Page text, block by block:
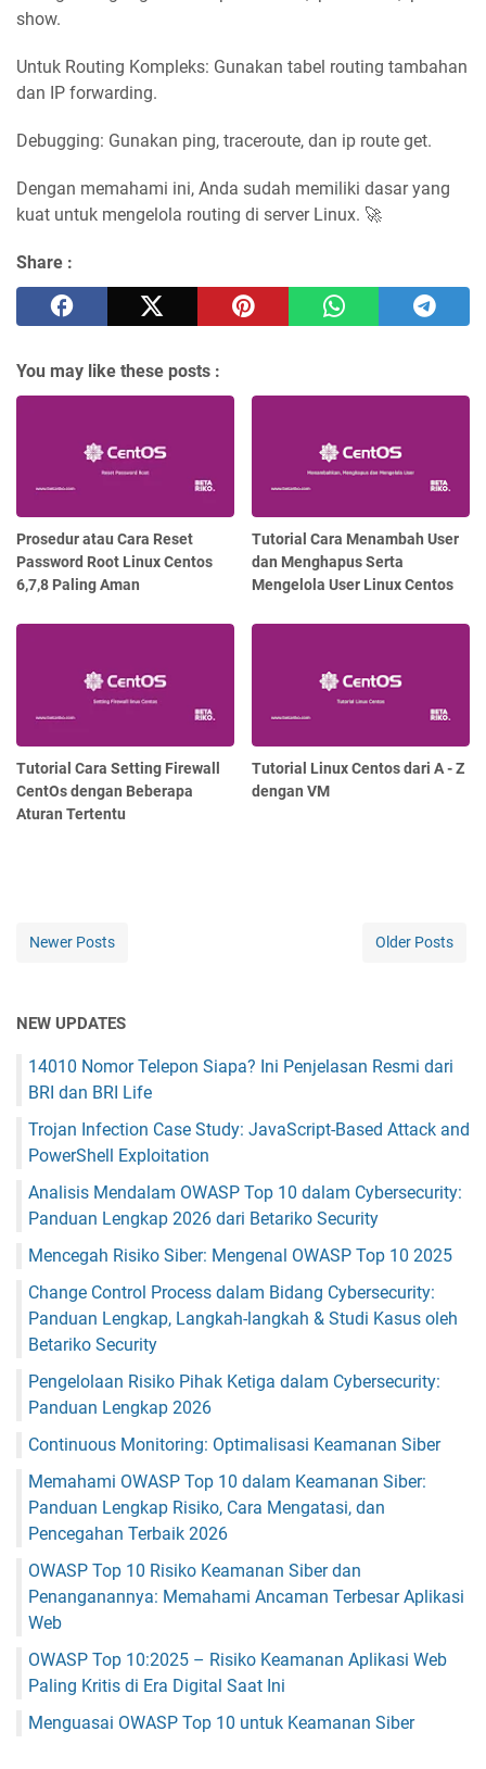
show.
Untuk Routing Kompleks: Gunakan tabel routing tambahan
dan IP forwarding.
Debugging: Gunakan ping, traceroute, dan ip route get.
Dengan memahami ini, Anda sudah memiliki dasar yang
kuat untuk mengelola routing di server Linux. 🚀
Share :
You may like these posts :
Prosedur atau Cara Reset
Password Root Linux Centos
6,7,8 Paling Aman
Tutorial Cara Menambah User
dan Menghapus Serta
Mengelola User Linux Centos
Tutorial Cara Setting Firewall
CentOs dengan Beberapa
Aturan Tertentu
Tutorial Linux Centos dari A - Z
dengan VM
Newer Posts Older Posts
NEW UPDATES
14010 Nomor Telepon Siapa? Ini Penjelasan Resmi dari
BRI dan BRI Life
Trojan Infection Case Study: JavaScript-Based Attack and
PowerShell Exploitation
Analisis Mendalam OWASP Top 10 dalam Cybersecurity:
Panduan Lengkap 2026 dari Betariko Security
Mencegah Risiko Siber: Mengenal OWASP Top 10 2025
Change Control Process dalam Bidang Cybersecurity:
Panduan Lengkap, Langkah-langkah & Studi Kasus oleh
Betariko Security
Pengelolaan Risiko Pihak Ketiga dalam Cybersecurity:
Panduan Lengkap 2026
Continuous Monitoring: Optimalisasi Keamanan Siber
Memahami OWASP Top 10 dalam Keamanan Siber:
Panduan Lengkap Risiko, Cara Mengatasi, dan
Pencegahan Terbaik 2026
OWASP Top 10 Risiko Keamanan Siber dan
Penanganannya: Memahami Ancaman Terbesar Aplikasi
Web
OWASP Top 10:2025 – Risiko Keamanan Aplikasi Web
Paling Kritis di Era Digital Saat Ini
Menguasai OWASP Top 10 untuk Keamanan Siber